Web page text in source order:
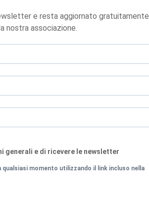
e resta aggiornato gratuitamente
nostra associazione.
generali e di ricevere le newsletter
qualsiasi momento utilizzando il link incluso nella